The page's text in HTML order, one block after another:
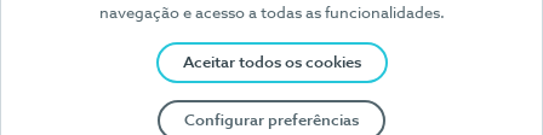
navegação e acesso a todas as funcionalidades.
Aceitar todos os cookies
Configurar preferências